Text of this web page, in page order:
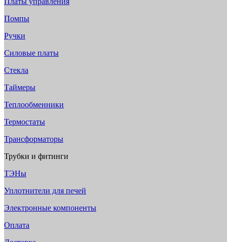
Помпы
Ручки
Силовые платы
Стекла
Таймеры
Теплообменники
Термостаты
Трансформаторы
Трубки и фитинги
ТЭНы
Уплотнители для печей
Электронные компоненты
Оплата